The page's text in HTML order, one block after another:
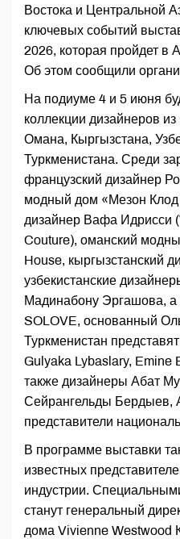
Востока и Центральной
ключевых событий
2026, которая пройдет в
Об этом сообщили
На подиуме 4 и 5 июня
коллекции дизайнеров
Омана, Кыргызстана,
Туркменистана. Среди
французский дизайнер
модный дом «Мезон Клод
дизайнер Вафа Идрисси
Couture), оманский
House, кыргызстанский
узбекистанские
Мадинабону Эргашова, а
SOLOVE, основанный
Туркменистан
Gulyaka Lybaslary, Emine
также дизайнеры Абат
Сейрангельды Бердыев,
представители
В программе выставки
известных
индустрии.
станут генеральный
дома Vivienne Westwood